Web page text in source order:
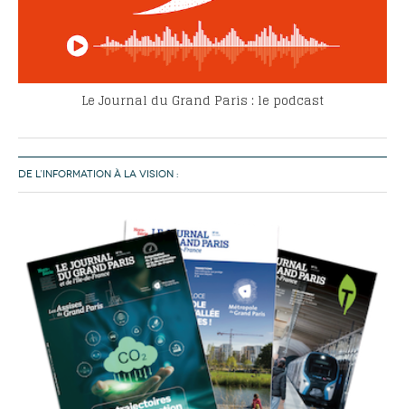
Le Journal du Grand Paris : le podcast
DE L’INFORMATION À LA VISION :